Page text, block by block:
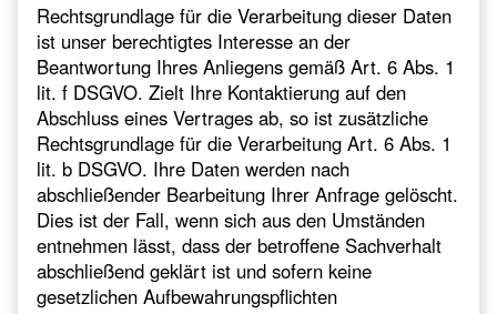
Rechtsgrundlage für die Verarbeitung dieser Daten
ist unser berechtigtes Interesse an der
Beantwortung Ihres Anliegens gemäß Art. 6 Abs. 1
lit. f DSGVO. Zielt Ihre Kontaktierung auf den
Abschluss eines Vertrages ab, so ist zusätzliche
Rechtsgrundlage für die Verarbeitung Art. 6 Abs. 1
lit. b DSGVO. Ihre Daten werden nach
abschließender Bearbeitung Ihrer Anfrage gelöscht.
Dies ist der Fall, wenn sich aus den Umständen
entnehmen lässt, dass der betroffene Sachverhalt
abschließend geklärt ist und sofern keine
gesetzlichen Aufbewahrungspflichten